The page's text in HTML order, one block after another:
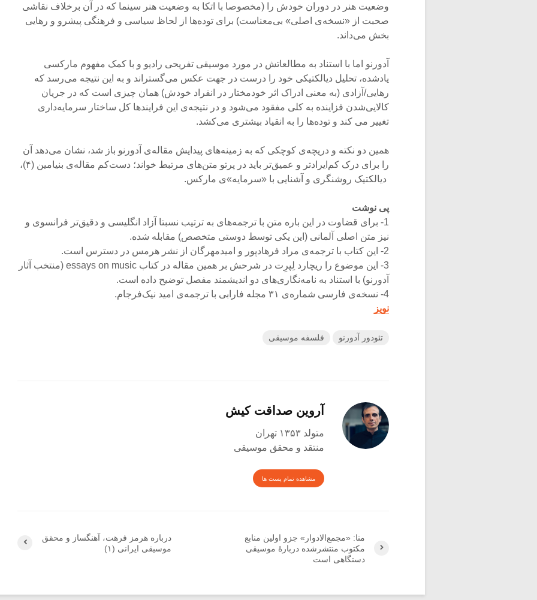
وضعیت هنر در دوران خودش را (مخصوصا با اتکا به وضعیت هنر سینما که در آن برخلاف نقاشی
صحبت از «نسخه‌ی اصلی» بی‌معناست) برای توده‌ها از لحاظ سیاسی و فرهنگی پیشرو و رهایی
بخش می‌داند.
آدورنو اما با استناد به مطالعاتش در مورد موسیقی تفریحی رادیو و با کمک مفهوم مارکسی
یادشده، تحلیل دیالکتیکی خود را درست در جهت عکس می‌گستراند و به این نتیجه می‌رسد که
رهایی/آزادی (به معنی ادراک اثر خودمختار در انفراد خودش) همان چیزی است که در جریان
کالایی‌شدن فزاینده به کلی مفقود می‌شود و در نتیجه‌ی این فرایندها کل ساختار سرمایه‌داری
تغییر می کند و توده‌ها را به انقیاد بیشتری می‌کشد.
همین دو نکته و دریچه‌ی کوچکی که به زمینه‌های پیدایش مقاله‌ی آدورنو باز شد، نشان می‌دهد آن
را برای درک کم‌ایرادتر و عمیق‌تر باید در پرتو متن‌های مرتبط خواند؛ دست‌کم مقاله‌ی بنیامین (۴)،
دیالکتیک روشنگری و آشنایی با «سرمایه»ی مارکس.
پی نوشت
1- برای قضاوت در این باره متن با ترجمه‌های به ترتیب نسبتا آزاد انگلیسی و دقیق‌تر فرانسوی و
نیز متن اصلی آلمانی (این یکی توسط دوستی متخصص) مقابله شده.
2- این کتاب با ترجمه‌ی مراد فرهادپور و امیدمهرگان از نشر هرمس در دسترس است.
3- این موضوع را ریچارد لِپرِت در شرحش بر همین مقاله در کتاب essays on music (منتخب آثار
آدورنو) با استناد به نامه‌نگاری‌های دو اندیشمند مفصل توضیح داده است.
4- نسخه‌ی فارسی شماره‌ی ۳۱ مجله فارابی با ترجمه‌ی امید نیک‌فرجام.
نویز
تئودور آدورنو فلسفه موسیقی
آروین صداقت کیش
متولد ۱۳۵۳ تهران
منتقد و محقق موسیقی
مشاهده تمام پست ها
درباره هرمز فرهت، آهنگساز و محقق
موسیقى ایرانى (۱)
منا: «مجمع‌الادوار» جزو اولین منابع
مکتوب ‌منتشرشده دربارۀ موسیقی
دستگاهی است